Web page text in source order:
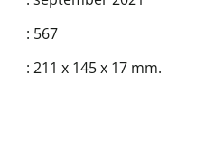
: 567
: 211 x 145 x 17 mm.